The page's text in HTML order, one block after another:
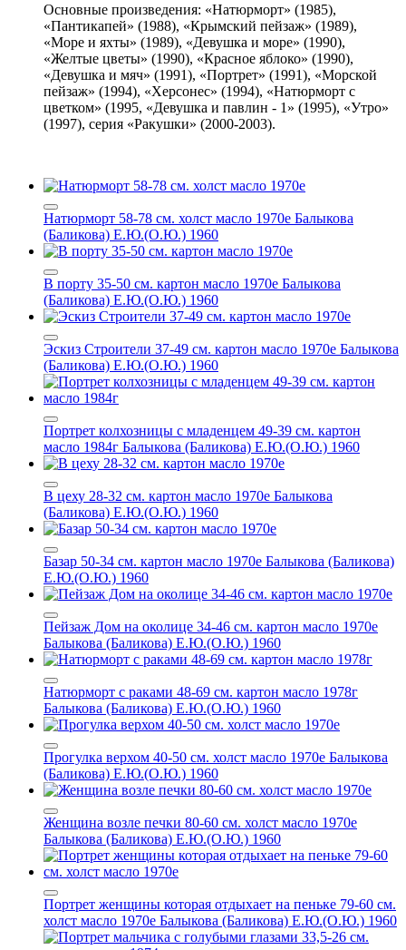
Основные произведения: «Натюрморт» (1985),
«Пантикапей» (1988), «Крымский пейзаж» (1989),
«Море и яхты» (1989), «Девушка и море» (1990),
«Желтые цветы» (1990), «Красное яблоко» (1990),
«Девушка и мяч» (1991), «Портрет» (1991), «Морской
пейзаж» (1994), «Херсонес» (1994), «Натюрморт с
цветком» (1995, «Девушка и павлин - 1» (1995), «Утро»
(1997), серия «Ракушки» (2000-2003).
Натюрморт 58-78 см. холст масло 1970е Балыкова
(Баликова) Е.Ю.(О.Ю.) 1960
В порту 35-50 см. картон масло 1970е Балыкова
(Баликова) Е.Ю.(О.Ю.) 1960
Эскиз Строители 37-49 см. картон масло 1970е Балыкова
(Баликова) Е.Ю.(О.Ю.) 1960
Портрет колхозницы с младенцем 49-39 см. картон
масло 1984г Балыкова (Баликова) Е.Ю.(О.Ю.) 1960
В цеху 28-32 см. картон масло 1970е Балыкова
(Баликова) Е.Ю.(О.Ю.) 1960
Базар 50-34 см. картон масло 1970е Балыкова (Баликова)
Е.Ю.(О.Ю.) 1960
Пейзаж Дом на околице 34-46 см. картон масло 1970е
Балыкова (Баликова) Е.Ю.(О.Ю.) 1960
Натюрморт с раками 48-69 см. картон масло 1978г
Балыкова (Баликова) Е.Ю.(О.Ю.) 1960
Прогулка верхом 40-50 см. холст масло 1970е Балыкова
(Баликова) Е.Ю.(О.Ю.) 1960
Женщина возле печки 80-60 см. холст масло 1970е
Балыкова (Баликова) Е.Ю.(О.Ю.) 1960
Портрет женщины которая отдыхает на пеньке 79-60 см.
холст масло 1970е Балыкова (Баликова) Е.Ю.(О.Ю.) 1960